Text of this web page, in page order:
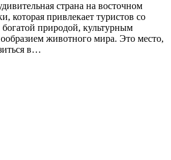
страна на восточном
которая привлекает туристов со
богатой природой, культурным
животного мира. Это место,
в…